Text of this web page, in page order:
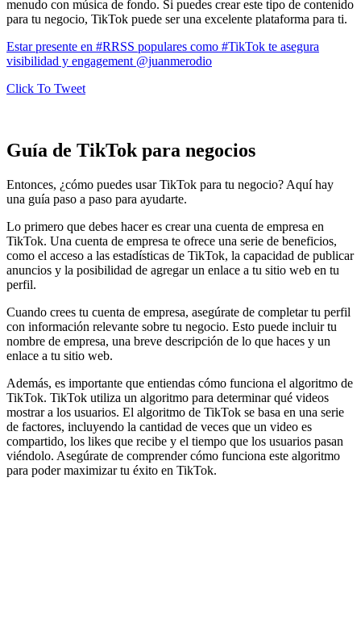
menudo con música de fondo. Si puedes crear este tipo de contenido
para tu negocio, TikTok puede ser una excelente plataforma para ti.
Estar presente en #RRSS populares como #TikTok te asegura
visibilidad y engagement @juanmerodio
Click To Tweet
Guía de TikTok para negocios
Entonces, ¿cómo puedes usar TikTok para tu negocio? Aquí hay
una guía paso a paso para ayudarte.
Lo primero que debes hacer es crear una cuenta de empresa en
TikTok. Una cuenta de empresa te ofrece una serie de beneficios,
como el acceso a las estadísticas de TikTok, la capacidad de publicar
anuncios y la posibilidad de agregar un enlace a tu sitio web en tu
perfil.
Cuando crees tu cuenta de empresa, asegúrate de completar tu perfil
con información relevante sobre tu negocio. Esto puede incluir tu
nombre de empresa, una breve descripción de lo que haces y un
enlace a tu sitio web.
Además, es importante que entiendas cómo funciona el algoritmo de
TikTok. TikTok utiliza un algoritmo para determinar qué videos
mostrar a los usuarios. El algoritmo de TikTok se basa en una serie
de factores, incluyendo la cantidad de veces que un video es
compartido, los likes que recibe y el tiempo que los usuarios pasan
viéndolo. Asegúrate de comprender cómo funciona este algoritmo
para poder maximizar tu éxito en TikTok.